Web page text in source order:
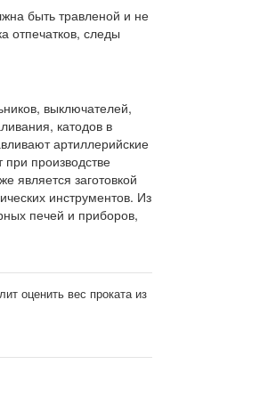
быть травленой и не
отпечатков, следы
выключателей,
катодов в
артиллерийские
производстве
является заготовкой
инструментов. Из
печей и приборов,
оценить вес проката из